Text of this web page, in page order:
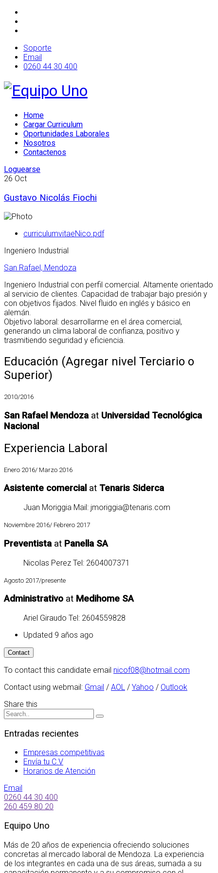
Soporte
Email
0260 44 30 400
Home
Cargar Curriculum
Oportunidades Laborales
Nosotros
Contactenos
Loguearse
26 Oct
Gustavo Nicolás Fiochi
curriculumvitaeNico.pdf
Ingeniero Industrial
San Rafael, Mendoza
Ingeniero Industrial con perfil comercial. Altamente orientado
al servicio de clientes. Capacidad de trabajar bajo presión y
con objetivos fijados. Nivel fluido en inglés y básico en
alemán.
Objetivo laboral: desarrollarme en el área comercial,
generando un clima laboral de confianza, positivo y
trasmitiendo seguridad y eficiencia.
Educación (Agregar nivel Terciario o
Superior)
2010/2016
San Rafael Mendozaat Universidad Tecnológica
Nacional
Experiencia Laboral
Enero 2016/ Marzo 2016
Asistente comercial at Tenaris Siderca
Juan Moriggia Mail: jmoriggia@tenaris.com
Noviembre 2016/ Febrero 2017
Preventistaat Panella SA
Nicolas Perez Tel: 2604007371
Agosto 2017/presente
Administrativo at Medihome SA
Ariel Giraudo Tel: 2604559828
Updated 9 años ago
To contact this candidate email nicof08@hotmail.com
Contact using webmail: Gmail / AOL / Yahoo / Outlook
Share this
Entradas recientes
Empresas competitivas
Envía tu C.V
Horarios de Atención
Email
0260 44 30 400
260 459 80 20
Equipo Uno
Más de 20 años de experiencia ofreciendo soluciones
concretas al mercado laboral de Mendoza. La experiencia
de los integrantes en cada una de sus áreas, sumada a su